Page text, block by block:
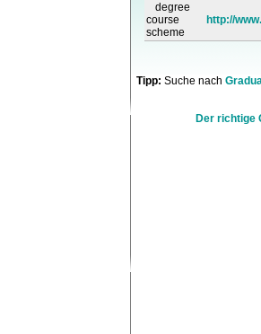
degree
course
scheme
http://
Tipp: Suche nach
Der richtige